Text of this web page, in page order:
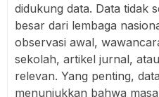
didukung data. Data tidak
besar dari lembaga
observasi awal,
sekolah, artikel jurnal,
relevan. Yang penting,
menunjukkan bahwa